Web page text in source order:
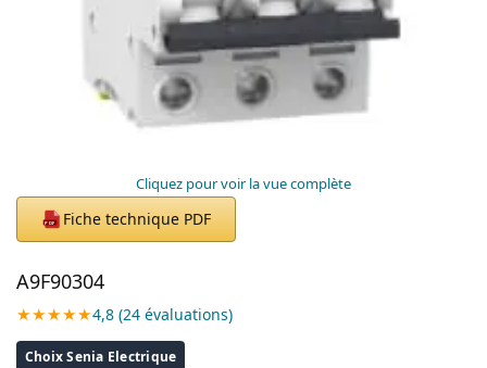
Cliquez pour voir la vue complète
PDF Fiche technique PDF
A9F90304
★★★★★4,8 (24 évaluations)
Choix Senia Electrique